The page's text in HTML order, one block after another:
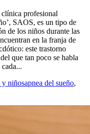
profesional
SAOS, es un tipo de
de los niños durante las
en la franja de
este trastorno
que tan poco se habla
y niñosapnea del sueño,